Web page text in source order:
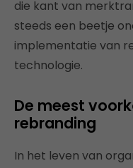
die kant van
steeds een beetje
implementatie van
technologie.
De meest
rebranding
In het leven van